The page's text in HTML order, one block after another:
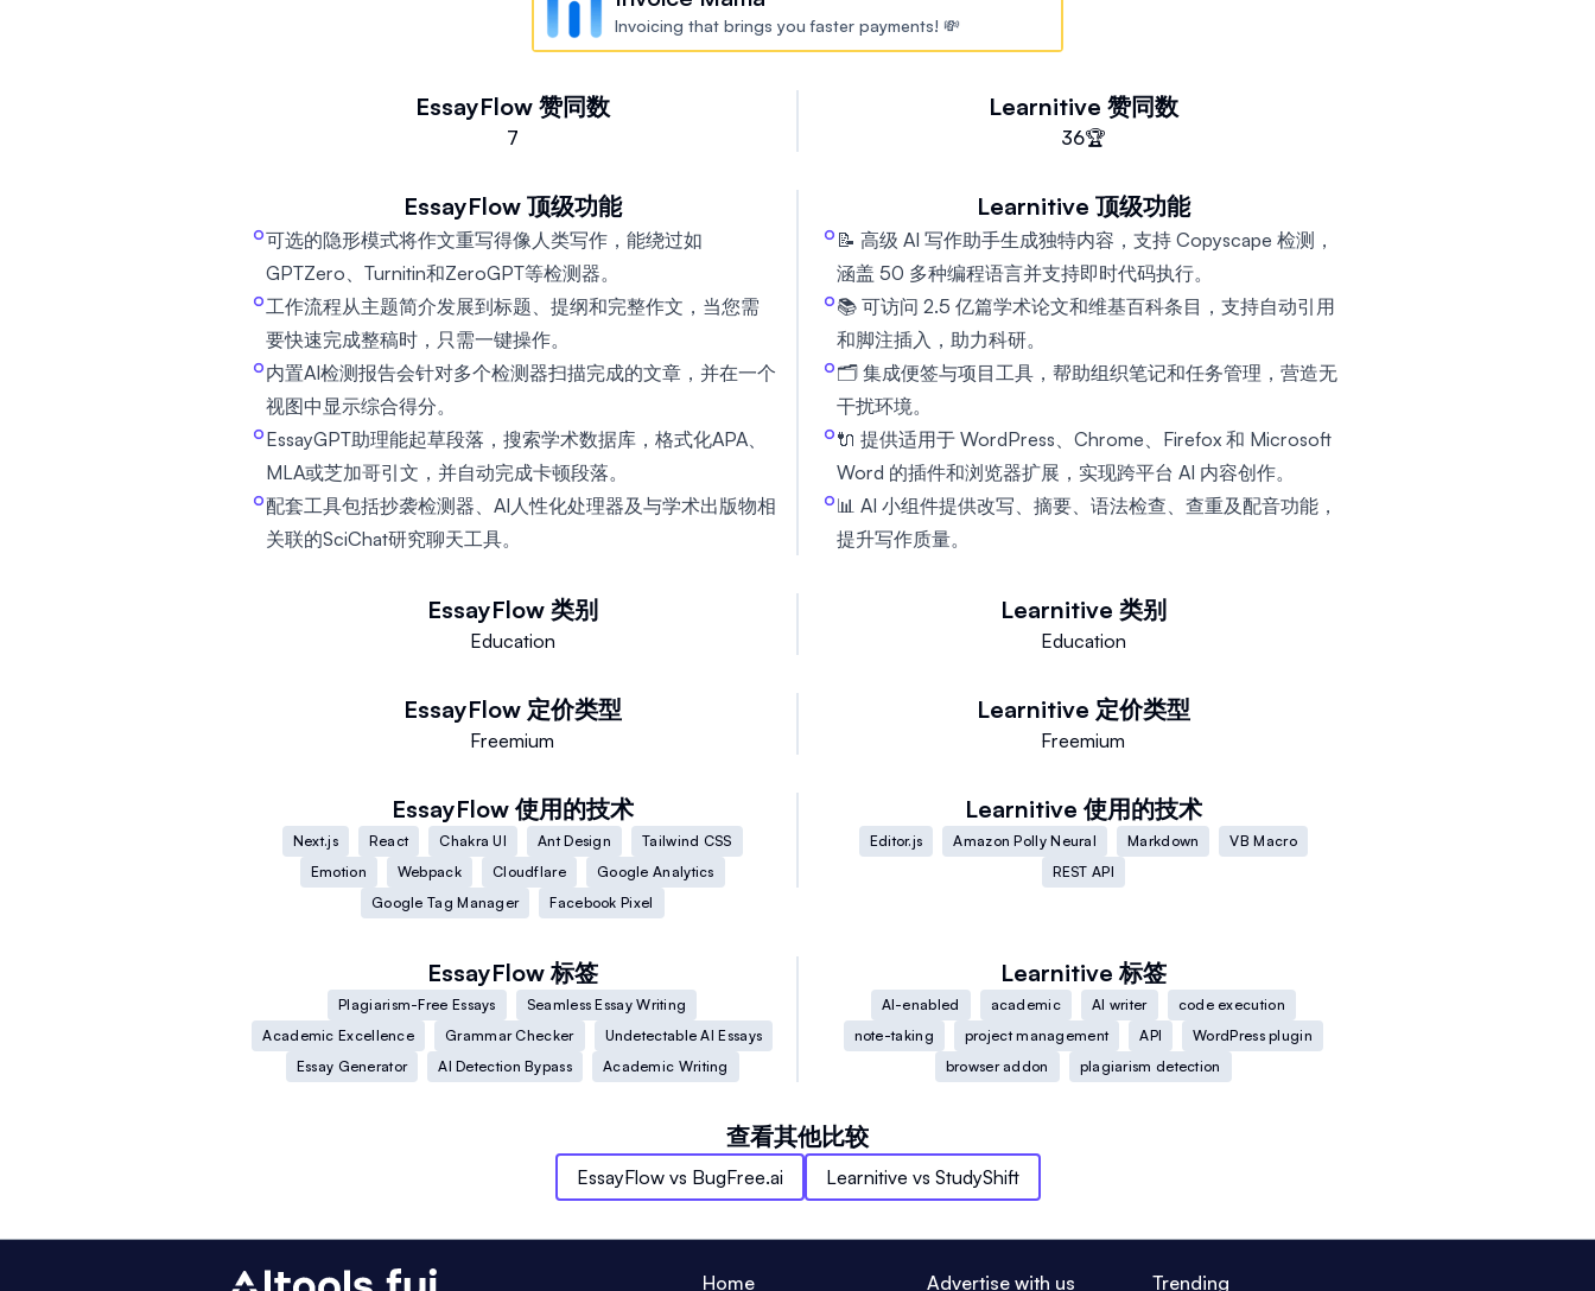
Invoicing that brings you faster payments! 💸
EssayFlow 赞同数
7
Learnitive 赞同数
36🏆
EssayFlow 顶级功能
可选的隐形模式将作文重写得像人类写作，能绕过如
GPTZero、Turnitin和ZeroGPT等检测器。
工作流程从主题简介发展到标题、提纲和完整作文，当您需
要快速完成整稿时，只需一键操作。
内置AI检测报告会针对多个检测器扫描完成的文章，并在一个
视图中显示综合得分。
EssayGPT助理能起草段落，搜索学术数据库，格式化APA、
MLA或芝加哥引文，并自动完成卡顿段落。
配套工具包括抄袭检测器、AI人性化处理器及与学术出版物相
关联的SciChat研究聊天工具。
Learnitive 顶级功能
📝 高级 AI 写作助手生成独特内容，支持 Copyscape 检测，
涵盖 50 多种编程语言并支持即时代码执行。
📚 可访问 2.5 亿篇学术论文和维基百科条目，支持自动引用
和脚注插入，助力科研。
🗂️ 集成便签与项目工具，帮助组织笔记和任务管理，营造无
干扰环境。
🔌 提供适用于 WordPress、Chrome、Firefox 和 Microsoft
Word 的插件和浏览器扩展，实现跨平台 AI 内容创作。
📊 AI 小组件提供改写、摘要、语法检查、查重及配音功能，
提升写作质量。
EssayFlow 类别
Education
Learnitive 类别
Education
EssayFlow 定价类型
Freemium
Learnitive 定价类型
Freemium
EssayFlow 使用的技术
Next.js React Chakra UI Ant Design
Tailwind CSS
Emotion
Webpack Cloudflare
Google Analytics
Google Tag Manager
Facebook Pixel
Learnitive 使用的技术
Editor.js Amazon Polly Neural Markdown
VB Macro
REST API
EssayFlow 标签
Plagiarism-Free Essays
Seamless Essay Writing
Academic Excellence
Grammar Checker
Undetectable AI Essays
Essay Generator
AI Detection Bypass Academic Writing
Learnitive 标签
AI-enabled academic AI writer
code execution
note-taking
project management API
WordPress plugin
browser addon
plagiarism detection
查看其他比较
EssayFlowvs BugFree.ai Learnitive vs StudyShift
Home Advertise with us Trending